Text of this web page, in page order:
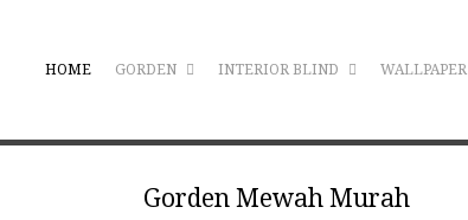
HOME GORDEN INTERIOR BLIND WALLPAPER
Gorden Mewah Murah